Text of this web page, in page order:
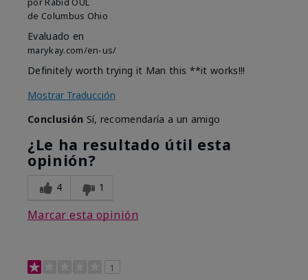
de Columbus Ohio
Evaluado en
marykay.com/en-us/
Definitely worth trying it Man this **it works!!!
Mostrar Traducción
Conclusión Sí, recomendaría a un amigo
¿Le ha resultado útil esta
opinión?
4 1
Marcar esta opinión
1